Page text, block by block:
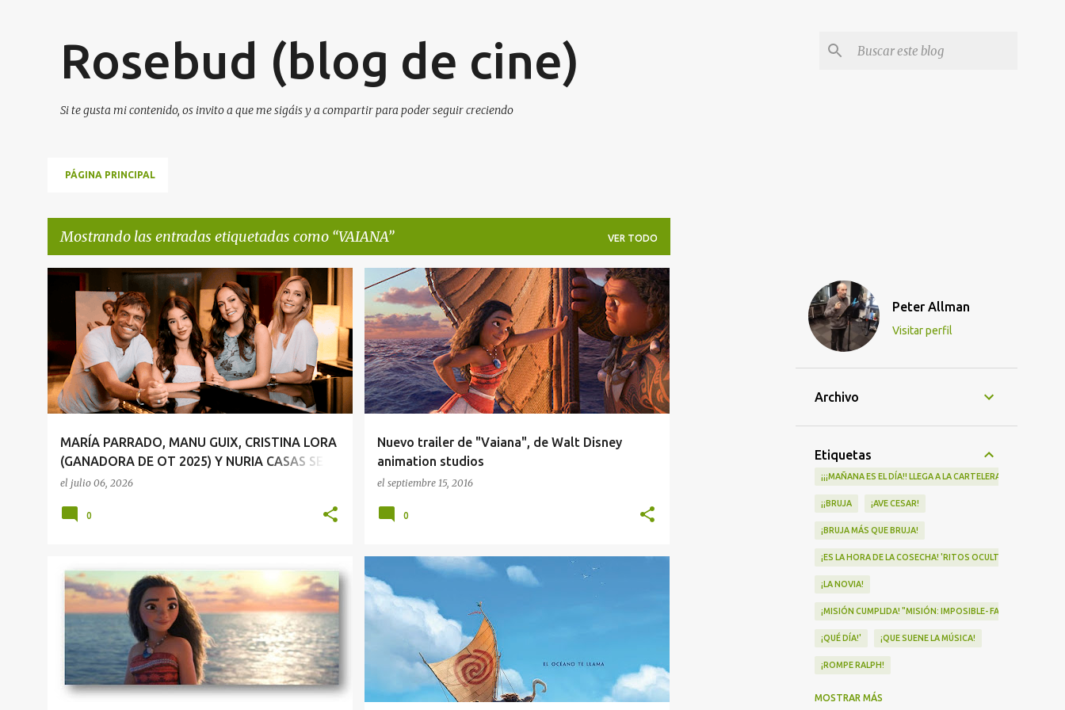
Rosebud (blog de cine)
Si te gusta mi contenido, os invito a que me sigáis y a compartir para poder seguir creciendo
PÁGINA PRINCIPAL
Mostrando las entradas etiquetadas como VAIANA VER TODO
t
r
a
d
MARÍA PARRADO, MANU GUIX, CRISTINA LORA
(GANADORA DE OT 2025) Y NURIA CASAS SE
REÚNEN PARA INTERPRETAR LA VERSIÓN
el julio 06, 2026
NOTA DE PRENSA NOTICIAS DE CINE VAIANA
0
Nuevo trailer de "Vaiana", de Walt Disney
animation studios
el septiembre 15, 2016
NOTICIAS DE CINE TRAILERS VAIANA
0
NOTICIAS DE CINE TRAILERS VAIANA NOTICIAS DE CINE
Peter Allman
Visitar perfil
Archivo
Etiquetas
¡¡¡MAÑANA ES EL DÍA!! LLEGA A LA CARTELERA "MAD HEIDI"
¡¡BRUJA ¡AVE CESAR!
¡BRUJA MÁS QUE BRUJA!
¡ES LA HORA DE LA COSECHA! 'RITOS OCULTOS' LLEGA A
¡LA NOVIA!
¡MISIÓN CUMPLIDA! "MISIÓN: IMPOSIBLE- FALLOUT" Nº1 EN
¡QUÉ DÍA!' ¡QUE SUENE LA MÚSICA!
¡ROMPE RALPH!
¡VA POR NOSOTRAS!
MOSTRAR MÁS